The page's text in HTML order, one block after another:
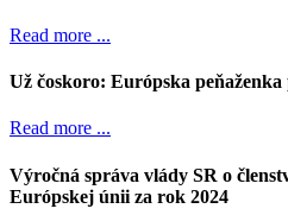
Read more ...
Už čoskoro: Európska
Read more ...
Výročná správa vlády SR o
Európskej únii za rok 2024